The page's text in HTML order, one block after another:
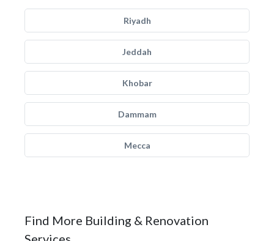
Riyadh
Jeddah
Khobar
Dammam
Mecca
Find More Building & Renovation